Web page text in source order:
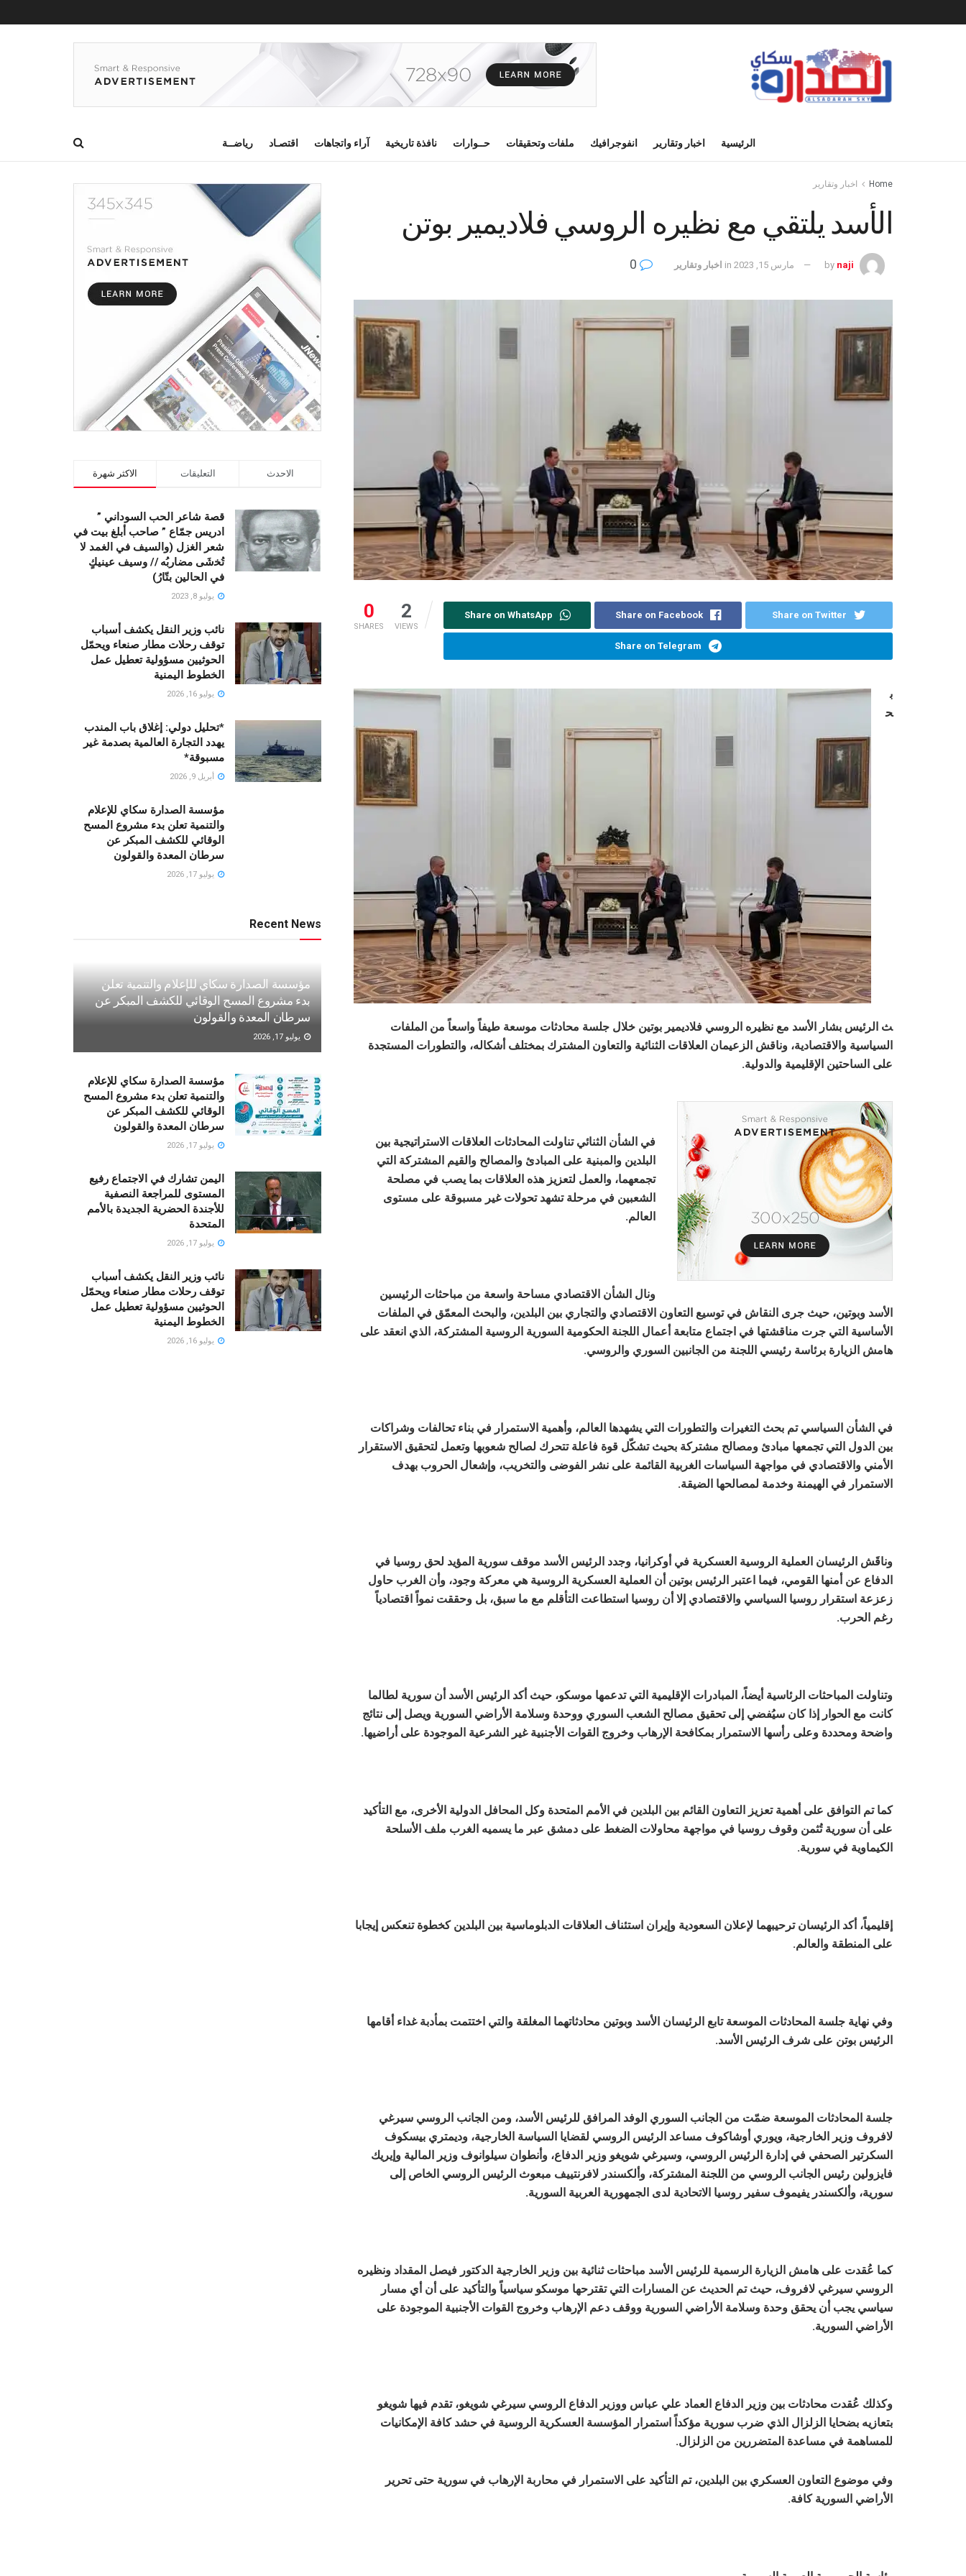
الرئيسية اخبار وتقارير انفوجرافيك ملفات وتحقيقات حــوارات نافذة تاريخية آراء واتجاهات اقتصـاد رياضــة
Home اخبار وتقارير
الأسد يلتقي مع نظيره الروسي فلاديمير بوتن
by naji مارس 15, 2023 in اخبار وتقارير
0
SHARES
2
VIEWS
Share on Twitter
Share on Facebook
Share on WhatsApp
Share on Telegram
ب
ح
ث الرئيس بشار الأسد مع نظيره الروسي فلاديمير بوتين خلال جلسة محادثات موسعة طيفاً واسعاً من الملفات
السياسية والاقتصادية، وناقش الزعيمان العلاقات الثنائية والتعاون المشترك بمختلف أشكاله، والتطورات المستجدة
على الساحتين الإقليمية والدولية.
في الشأن الثنائي تناولت المحادثات العلاقات الاستراتيجية بين
البلدين والمبنية على المبادئ والمصالح والقيم المشتركة التي
تجمعهما، والعمل لتعزيز هذه العلاقات بما يصب في مصلحة
الشعبين في مرحلة تشهد تحولات غير مسبوقة على مستوى
العالم.
ونال الشأن الاقتصادي مساحة واسعة من مباحثات الرئيسين
الأسد وبوتين، حيث جرى النقاش في توسيع التعاون الاقتصادي والتجاري بين البلدين، والبحث المعمّق في الملفات
الأساسية التي جرت مناقشتها في اجتماع متابعة أعمال اللجنة الحكومية السورية الروسية المشتركة، الذي انعقد على
هامش الزيارة برئاسة رئيسي اللجنة من الجانبين السوري والروسي.
في الشأن السياسي تم بحث التغيرات والتطورات التي يشهدها العالم، وأهمية الاستمرار في بناء تحالفات وشراكات
بين الدول التي تجمعها مبادئ ومصالح مشتركة بحيث تشكّل قوة فاعلة تتحرك لصالح شعوبها وتعمل لتحقيق الاستقرار
الأمني والاقتصادي في مواجهة السياسات الغربية القائمة على نشر الفوضى والتخريب، وإشعال الحروب بهدف
الاستمرار في الهيمنة وخدمة لمصالحها الضيقة.
وناقَش الرئيسان العملية الروسية العسكرية في أوكرانيا، وجدد الرئيس الأسد موقف سورية المؤيد لحق روسيا في
الدفاع عن أمنها القومي، فيما اعتبر الرئيس بوتين أن العملية العسكرية الروسية هي معركة وجود، وأن الغرب حاول
زعزعة استقرار روسيا السياسي والاقتصادي إلا أن روسيا استطاعت التأقلم مع ما سبق، بل وحققت نمواً اقتصادياً
رغم الحرب.
وتناولت المباحثات الرئاسية أيضاً، المبادرات الإقليمية التي تدعمها موسكو، حيث أكد الرئيس الأسد أن سورية لطالما
كانت مع الحوار إذا كان سيُفضي إلى تحقيق مصالح الشعب السوري ووحدة وسلامة الأراضي السورية ويصل إلى نتائج
واضحة ومحددة وعلى رأسها الاستمرار بمكافحة الإرهاب وخروج القوات الأجنبية غير الشرعية الموجودة على أراضيها.
كما تم التوافق على أهمية تعزيز التعاون القائم بين البلدين في الأمم المتحدة وكل المحافل الدولية الأخرى، مع التأكيد
على أن سورية تُثمن وقوف روسيا في مواجهة محاولات الضغط على دمشق عبر ما يسميه الغرب ملف الأسلحة
الكيماوية في سورية.
إقليمياً، أكد الرئيسان ترحيبهما لإعلان السعودية وإيران استئناف العلاقات الدبلوماسية بين البلدين كخطوة تنعكس إيجابا
على المنطقة والعالم.
وفي نهاية جلسة المحادثات الموسعة تابع الرئيسان الأسد وبوتين محادثاتهما المغلقة والتي اختتمت بمأدبة غداء أقامها
الرئيس بوتن على شرف الرئيس الأسد.
جلسة المحادثات الموسعة ضمّت من الجانب السوري الوفد المرافق للرئيس الأسد، ومن الجانب الروسي سيرغي
لافروف وزير الخارجية، ويوري أوشاكوف مساعد الرئيس الروسي لقضايا السياسة الخارجية، وديمتري بيسكوف
السكرتير الصحفي في إدارة الرئيس الروسي، وسيرغي شويغو وزير الدفاع، وأنطوان سيلوانوف وزير المالية وإيريك
فايزولين رئيس الجانب الروسي من اللجنة المشتركة، وألكسندر لافرنتييف مبعوث الرئيس الروسي الخاص إلى
سورية، وألكسندر يفيموف سفير روسيا الاتحادية لدى الجمهورية العربية السورية.
كما عُقدت على هامش الزيارة الرسمية للرئيس الأسد مباحثات ثنائية بين وزير الخارجية الدكتور فيصل المقداد ونظيره
الروسي سيرغي لافروف، حيث تم الحديث عن المسارات التي تقترحها موسكو سياسياً والتأكيد على أن أي مسار
سياسي يجب أن يحقق وحدة وسلامة الأراضي السورية ووقف دعم الإرهاب وخروج القوات الأجنبية الموجودة على
الأراضي السورية.
وكذلك عُقدت محادثات بين وزير الدفاع العماد علي عباس ووزير الدفاع الروسي سيرغي شويغو، تقدم فيها شويغو
بتعازيه بضحايا الزلزال الذي ضرب سورية مؤكداً استمرار المؤسسة العسكرية الروسية في حشد كافة الإمكانيات
للمساهمة في مساعدة المتضررين من الزلزال.
وفي موضوع التعاون العسكري بين البلدين، تم التأكيد على الاستمرار في محاربة الإرهاب في سورية حتى تحرير
الأراضي السورية كافة.
الاكثر شهرة التعليقات الاحدث
قصة شاعر الحب السوداني ”
ادريس جمّاع ” صاحب أبلغ بيت في
شعر الغزل (وﺍﻟﺴﻴﻒ ﻓﻲ الغمد ﻻ
ﺗُﺨشَى مضاربُه // ﻭﺳﻴﻒ ﻋﻴﻨﻴﻚٍ
ﻓﻲ ﺍﻟﺤﺎﻟﻴﻦ ﺑﺘّﺎﺭُ)
يوليو 8, 2023
نائب وزير النقل يكشف أسباب
توقف رحلات مطار صنعاء ويحمّل
الحوثيين مسؤولية تعطيل عمل
الخطوط اليمنية
يوليو 16, 2026
*تحليل دولي: إغلاق باب المندب
يهدد التجارة العالمية بصدمة غير
مسبوقة*
أبريل 9, 2026
مؤسسة الصدارة سكاي للإعلام
والتنمية تعلن بدء مشروع المسح
الوقائي للكشف المبكر عن
سرطان المعدة والقولون
يوليو 17, 2026
Recent News
مؤسسة الصدارة سكاي للإعلام والتنمية تعلن
بدء مشروع المسح الوقائي للكشف المبكر عن
سرطان المعدة والقولون
يوليو 17, 2026
مؤسسة الصدارة سكاي للإعلام
والتنمية تعلن بدء مشروع المسح
الوقائي للكشف المبكر عن
سرطان المعدة والقولون
يوليو 17, 2026
اليمن تشارك في الاجتماع رفيع
المستوى للمراجعة النصفية
للأجندة الحضرية الجديدة بالأمم
المتحدة
يوليو 17, 2026
نائب وزير النقل يكشف أسباب
توقف رحلات مطار صنعاء ويحمّل
الحوثيين مسؤولية تعطيل عمل
الخطوط اليمنية
يوليو 16, 2026